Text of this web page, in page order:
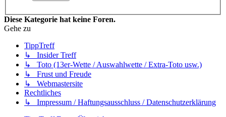
Diese Kategorie hat keine Foren.
Gehe zu
TippTreff
↳ Insider Treff
↳ Toto (13er-Wette / Auswahlwette / Extra-Toto usw.)
↳ Frust und Freude
↳ Webmastersite
Rechtliches
↳ Impressum / Haftungsausschluss / Datenschutzerklärung